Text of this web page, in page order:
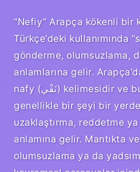
“Nefiy” Arapça kökenli bir
Türkçe’deki kullanımında
gönderme, olumsuzlama,
anlamlarına gelir.
nafy (نَفْي) kelimesidir ve bu kelime
genellikle bir şeyi bir
uzaklaştırma, reddetme
anlamına gelir. Mantıkta
olumsuzlama ya da